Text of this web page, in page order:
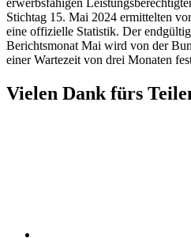
erwerbsfähigen
Stichtag 15. Mai 2024 ermittelten
eine offizielle Statistik. Der
Berichtsmonat Mai wird von der
einer Wartezeit von drei Monaten
Vielen Dank fürs